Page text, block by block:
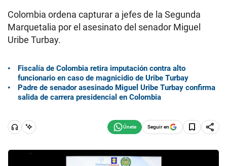
Colombia ordena capturar a jefes de la Segunda
Marquetalia por el asesinato del senador Miguel
Uribe Turbay.
Fiscalía de Colombia retira imputación contra alto
funcionario en caso de magnicidio de Uribe Turbay
Padre de senador asesinado Miguel Uribe Turbay confirma
salida de carrera presidencial en Colombia
Seguir en